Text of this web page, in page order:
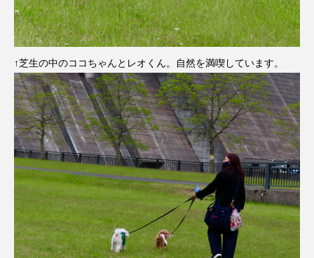
↑芝生の中のココちゃんとレオくん。自然を満喫しています。